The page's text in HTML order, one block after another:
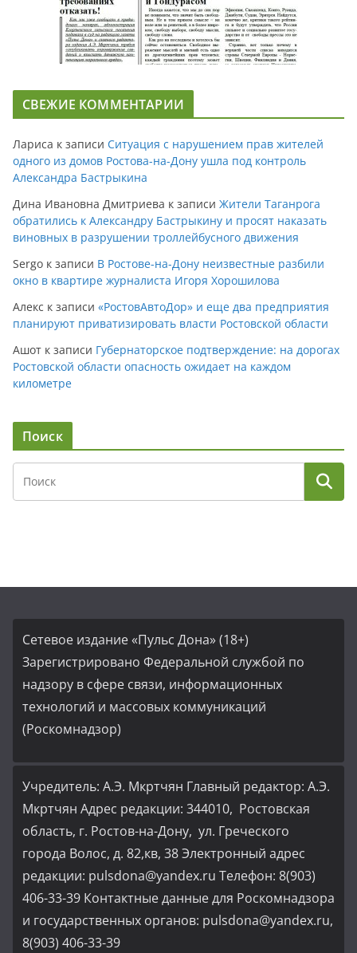
СВЕЖИЕ КОММЕНТАРИИ
Лариса к записи Ситуация с нарушением прав жителей
одного из домов Ростова-на-Дону ушла под контроль
Александра Бастрыкина
Дина Ивановна Дмитриева к записи Жители Таганрога
обратились к Александру Бастрыкину и просят наказать
виновных в разрушении троллейбусного движения
Sergo к записи В Ростове-на-Дону неизвестные разбили
окно в квартире журналиста Игоря Хорошилова
Алекс к записи «РостовАвтоДор» и еще два предприятия
планируют приватизировать власти Ростовской области
Ашот к записи Губернаторское подтверждение: на дорогах
Ростовской области опасность ожидает на каждом
километре
Поиск
Сетевое издание «Пульс Дона» (18+)
Зарегистрировано Федеральной службой по
надзору в сфере связи, информационных
технологий и массовых коммуникаций
(Роскомнадзор)
Учредитель: А.Э. Мкртчян Главный редактор: А.Э.
Мкртчян Адрес редакции: 344010, Ростовская
область, г. Ростов-на-Дону, ул. Греческого
города Волос, д. 82,кв, 38 Электронный адрес
редакции: pulsdona@yandex.ru Телефон: 8(903)
406-33-39 Контактные данные для Роскомнадзора
и государственных органов: pulsdona@yandex.ru,
8(903) 406-33-39